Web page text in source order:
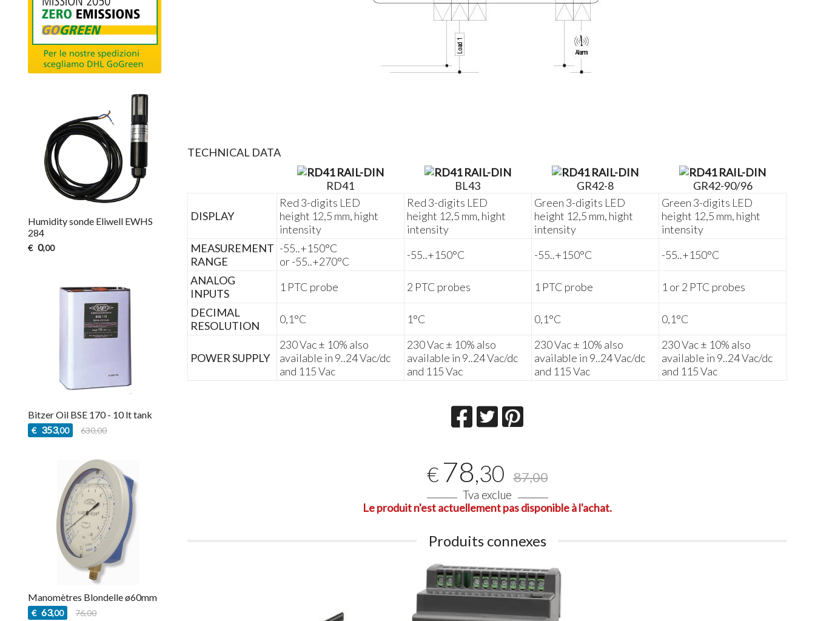
TECHNICAL DATA
RD41 BL43 GR42-8 GR42-90/96
DISPLAY
Red 3-digits LED
height 12,5 mm, hight
intensity
Red 3-digits LED
height 12,5 mm, hight
intensity
Green 3-digits LED
height 12,5 mm, hight
intensity
Green 3-digits LED
height 12,5 mm, hight
intensity
MEASUREMENT
RANGE
-55..+150°C
or -55..+270°C
-55..+150°C -55..+150°C
-55..+150°C
ANALOG
INPUTS
1 PTC probe 2 PTC probes 1 PTC probe
1 or 2 PTC probes
DECIMAL
RESOLUTION
0,1°C 1°C 0,1°C 0,1°C
POWER SUPPLY
230 Vac ± 10% also
available in 9..24 Vac/dc
and 115 Vac
230 Vac ± 10% also
available in 9..24 Vac/dc
and 115 Vac
230 Vac ± 10% also
available in 9..24 Vac/dc
and 115 Vac
230 Vac ± 10% also
available in 9..24 Vac/dc
and 115 Vac
€ 78,30 87,00
Tva exclue
Le produit n'est actuellement pas disponible à l'achat.
Produits connexes
Humidity sonde Eliwell EWHS
284
€ 0,00
Bitzer Oil BSE 170 - 10 lt tank
€ 353,00 630,00
Manomètres Blondelle ø60mm
€ 63,00 76,00